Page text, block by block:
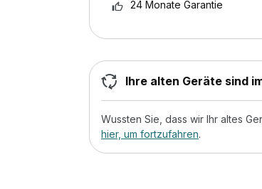
24 Monate Garantie
Ihre alten Geräte sind
Wussten Sie, dass wir Ihr altes
hier, um fortzufahren.